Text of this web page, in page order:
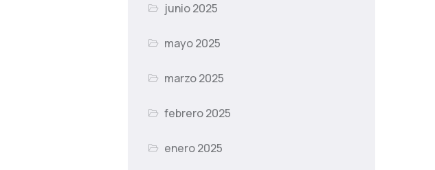
junio 2025
mayo 2025
marzo 2025
febrero 2025
enero 2025